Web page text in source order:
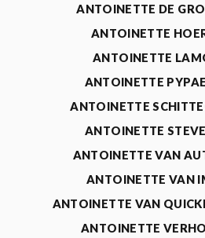
ANTOINETTE DE
ANTOINETTE
ANTOINETTE
ANTOINETTE
ANTOINETTE
ANTOINETTE
ANTOINETTE VAN
ANTOINETTE VAN
ANTOINETTE VAN
ANTOINETTE